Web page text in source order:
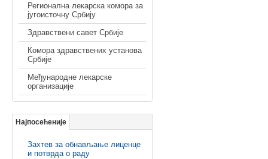
Регионална лекарска комора за
југоисточну Србију
Здравствени савет Србије
Комора здравствених установа
Србије
Међународне лекарске
организације
Најпосећеније
Захтев за обнављање лиценце
и потврда о раду